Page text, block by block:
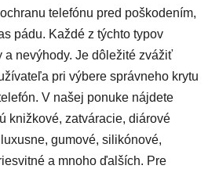
telefónu pred poškodením,
pádu. Každé z týchto typov
a nevýhody. Je dôležité zvážiť
pri výbere správneho krytu
V našej ponuke nájdete
knižkové, zatváracie, diárové
gumové, silikónové,
a mnoho ďalších. Pre